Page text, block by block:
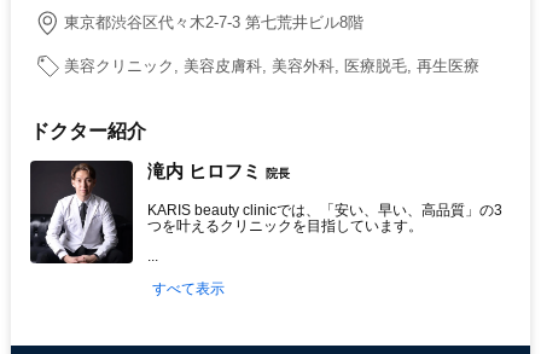
東京都渋谷区代々木2-7-3 第七荒井ビル8階
美容クリニック, 美容皮膚科, 美容外科, 医療脱毛, 再生医療
ドクター紹介
滝内 ヒロフミ
院長
KARIS beauty clinicでは、「安い、早い、高品質」の3
つを叶えるクリニックを目指しています。
...
すべて表示